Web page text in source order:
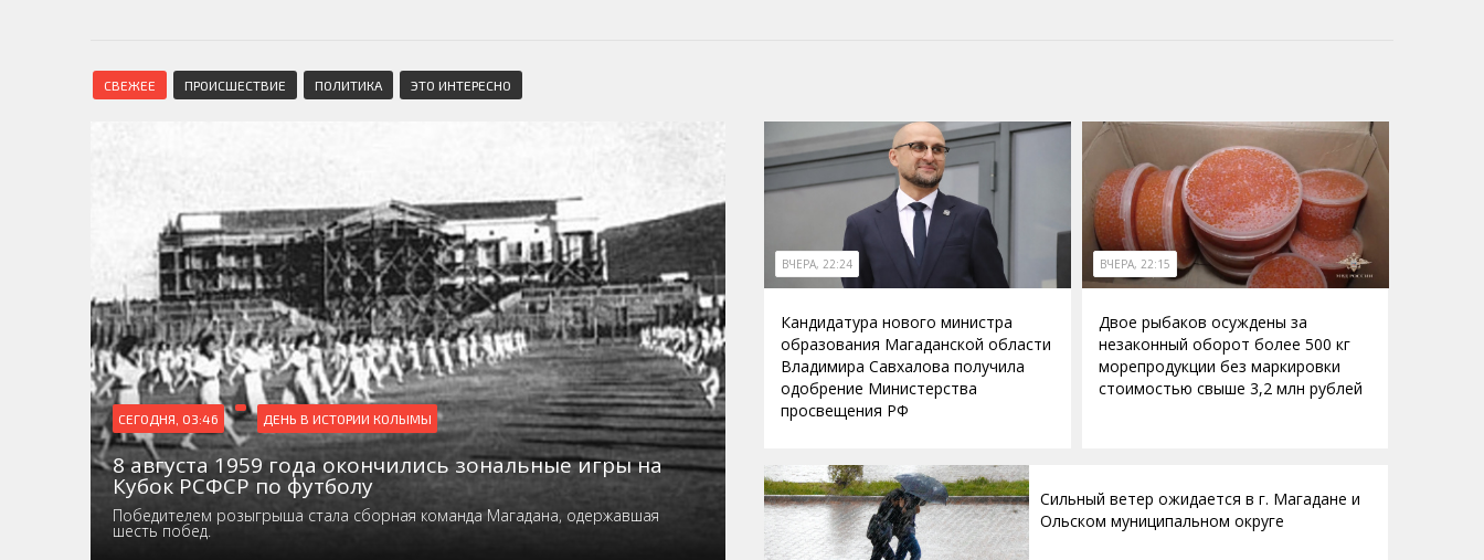
СВЕЖЕЕ ПРОИСШЕСТВИЕ ПОЛИТИКА ЭТО ИНТЕРЕСНО
СЕГОДНЯ, 03:46 ДЕНЬ В ИСТОРИИ КОЛЫМЫ
8 августа 1959 года окончились зональные игры на
Кубок РСФСР по футболу
Победителем розыгрыша стала сборная команда Магадана, одержавшая
шесть побед.
ВЧЕРА, 22:24
Кандидатура нового министра
образования Магаданской области
Владимира Савхалова получила
одобрение Министерства
просвещения РФ
ВЧЕРА, 22:15
Двое рыбаков осуждены за
незаконный оборот более 500 кг
морепродукции без маркировки
стоимостью свыше 3,2 млн рублей
Сильный ветер ожидается в г. Магадане и
Ольском муниципальном округе